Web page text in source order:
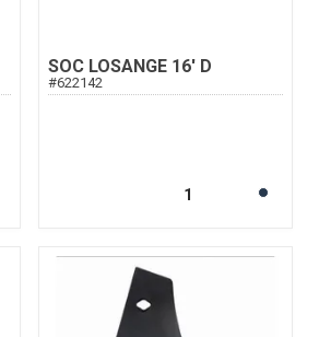
SOC LOSANGE 16' D
#622142